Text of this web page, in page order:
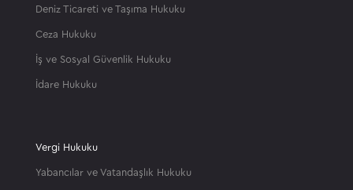
Deniz Ticareti ve Taşıma Hukuku
Ceza Hukuku
İş ve Sosyal Güvenlik Hukuku
İdare Hukuku
Vergi Hukuku
Yabancılar ve Vatandaşlık Hukuku